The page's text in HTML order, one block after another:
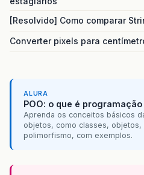
[Resolvido] Como comparar
Converter pixels para
ALURA
POO: o que é
Aprenda os conceitos básicos
objetos, como classes, objetos,
polimorfismo, com exemplos.